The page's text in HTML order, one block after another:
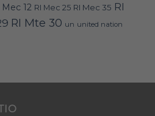
Mec 12 RI Mec 25 RI Mec 35 RI
RI Mte 30 un united nation